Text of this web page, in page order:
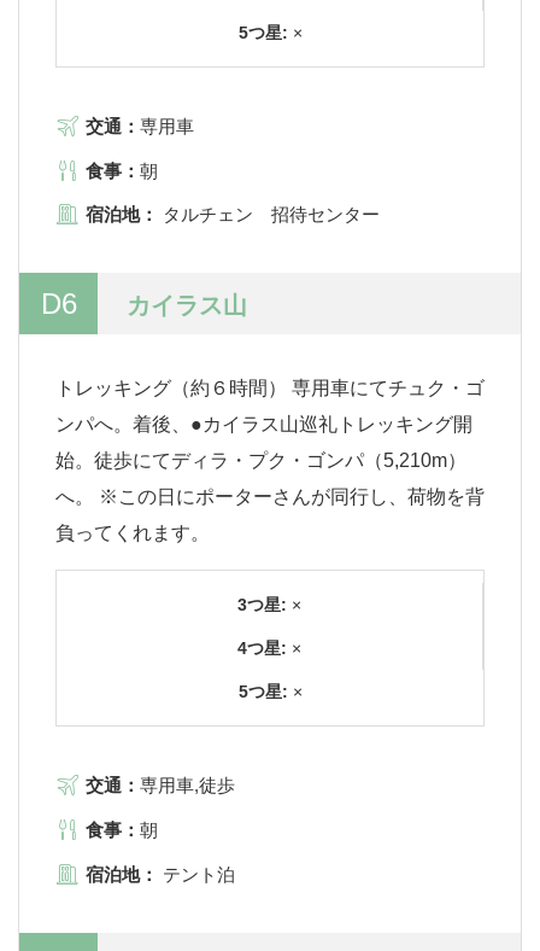
5つ星: ×
交通： 専用車
食事： 朝
宿泊地： タルチェン 招待センター
D6 カイラス山
トレッキング（約６時間） 専用車にてチュク・ゴ
ンパへ。着後、●カイラス山巡礼トレッキング開
始。徒歩にてディラ・プク・ゴンパ（5,210m）
へ。 ※この日にポーターさんが同行し、荷物を背
負ってくれます。
3つ星: ×
4つ星: ×
5つ星: ×
交通： 専用車,徒歩
食事： 朝
宿泊地： テント泊